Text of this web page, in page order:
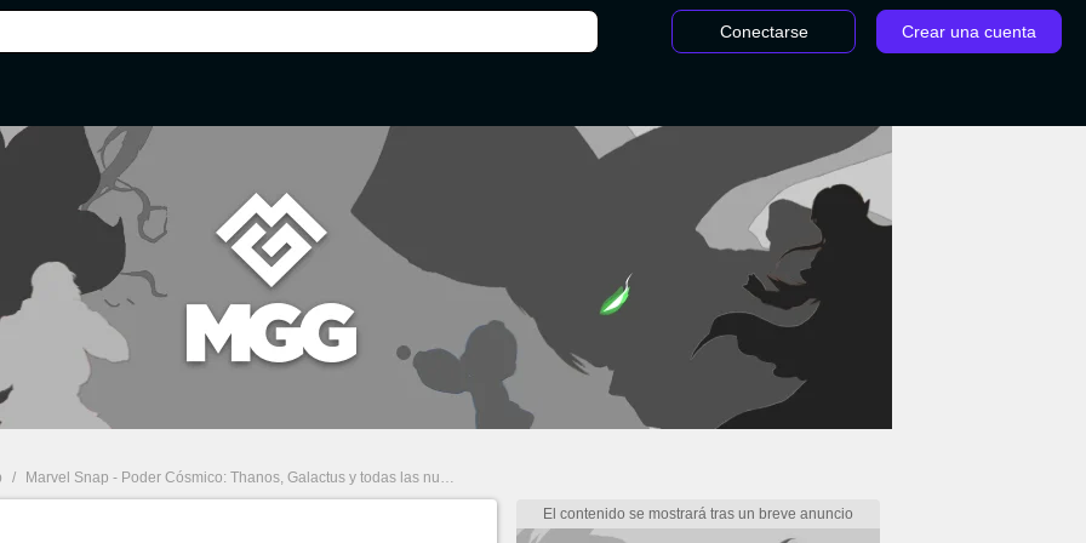
Conectarse Crear una cuenta
/ Marvel Snap - Poder Cósmico: Thanos, Galactus y todas las nuevas cartas anunciadas